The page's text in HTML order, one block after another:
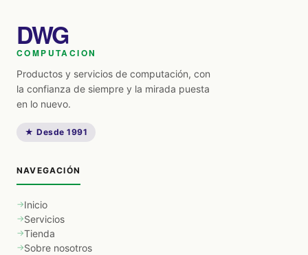
DWG
COMPUTACION
Productos y servicios de computación, con
la confianza de siempre y la mirada puesta
en lo nuevo.
★ Desde 1991
NAVEGACIÓN
Inicio
Servicios
Tienda
Sobre nosotros